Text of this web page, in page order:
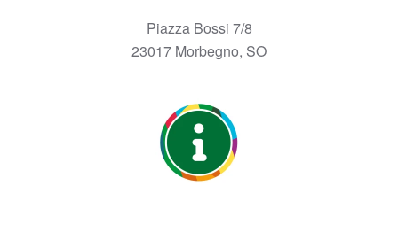
Piazza Bossi 7/8
23017 Morbegno, SO